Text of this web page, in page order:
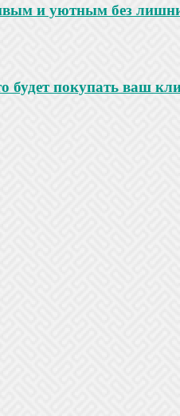
и уютным без
будет покупать ваш